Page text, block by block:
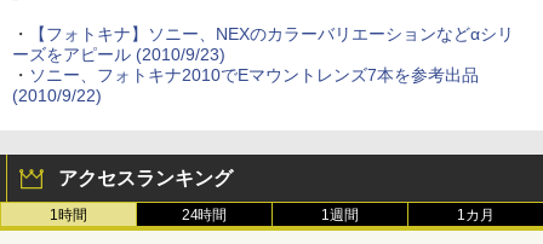
・
【フォトキナ】ソニー、NEXのカラーバリエーションなどαシリ
ーズをアピール (2010/9/23)
・ ソニー、フォトキナ2010でEマウントレンズ7本を参考出品
(2010/9/22)
アクセスランキング
1時間 24時間 1週間 1カ月